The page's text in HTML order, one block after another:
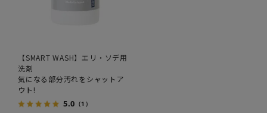
【SMART WASH】エリ・ソデ用
洗剤
気になる部分汚れをシャットア
ウト!
5.0 （1）